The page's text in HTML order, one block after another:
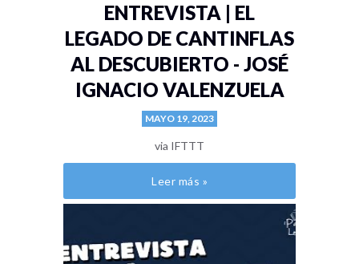
ENTREVISTA | EL
LEGADO DE CANTINFLAS
AL DESCUBIERTO - JOSÉ
IGNACIO VALENZUELA
MAYO 19, 2023
via IFTTT
Leer más »